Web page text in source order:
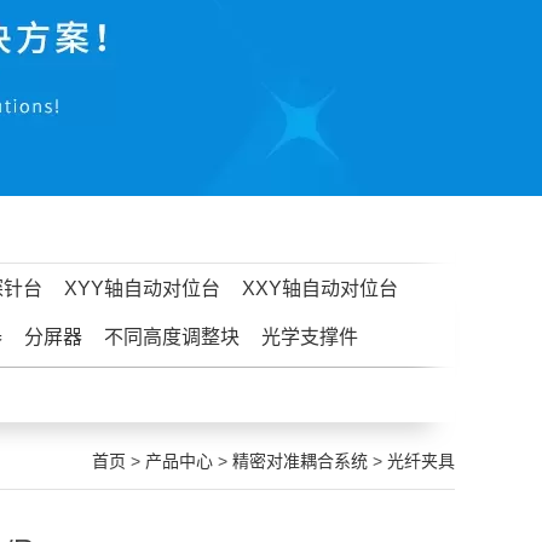
台 XYY轴自动对位台 XXY轴自动对位台
分屏器 不同高度调整块 光学支撑件
首页 > 产品中心 > 精密对准耦合系统 > 光纤夹具